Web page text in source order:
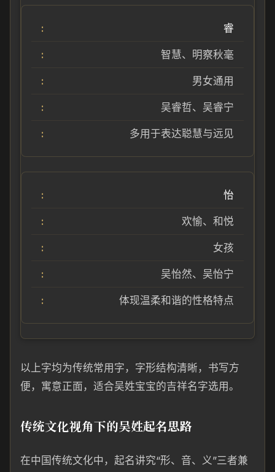
睿
智慧、明察秋毫
男女通用
吴睿哲、吴睿宁
多用于表达聪慧与远见
怡
欢愉、和悦
女孩
吴怡然、吴怡宁
体现温柔和谐的性格特点
以上字均为传统常用字，字形结构清晰，书写方
便，寓意正面，适合吴姓宝宝的吉祥名字选用。
传统文化视角下的吴姓起名思路
在中国传统文化中，起名讲究“形、音、义”三者兼